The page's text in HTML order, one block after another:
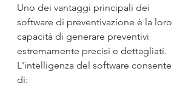
Uno dei vantaggi principali dei
software di preventivazione è la loro
capacità di generare preventivi
estremamente precisi e dettagliati.
L'intelligenza del software consente
di: